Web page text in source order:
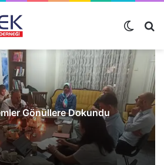
Gönüllere Dokundu